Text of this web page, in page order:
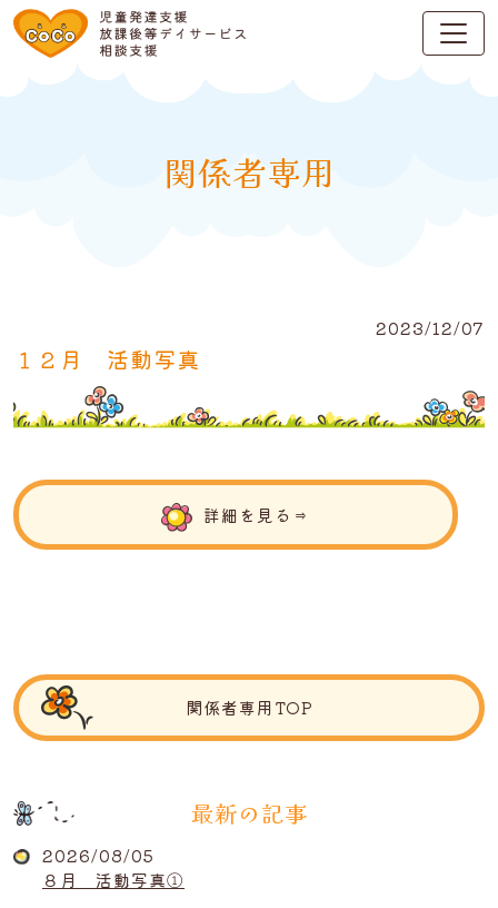
関係者専用
2023/12/07
１２月 活動写真
詳細を見る⇒
関係者専用TOP
最新の記事
2026/08/05
８月 活動写真①